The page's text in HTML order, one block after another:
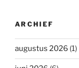
ARCHIEF
augustus 2026 (1)